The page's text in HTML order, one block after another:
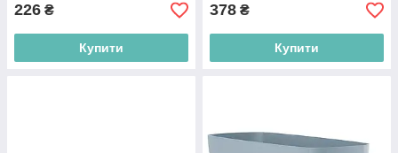
226 ₴
Купити
378 ₴
Купити